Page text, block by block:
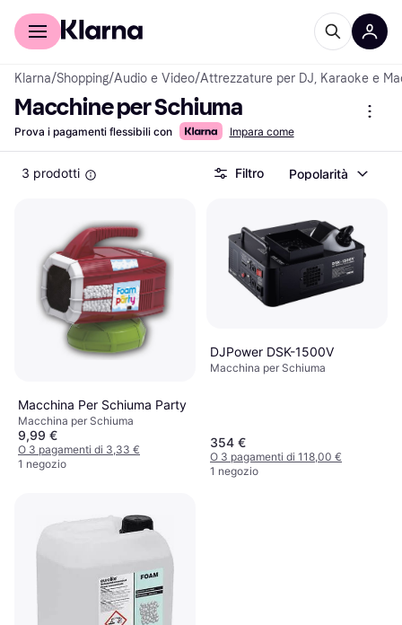
Per il tuo shopping
Klarna/Shopping/Audio e Video/Attrezzature per DJ, Karaoke e
Macchine per Schiuma
Prova i pagamenti flessibili con Impara come
3 prodotti Filtro Popolarità
Macchina Per Schiuma Party
Macchina per Schiuma
9,99 €
O 3 pagamenti di 3,33 €
1 negozio
DJPower DSK-1500V
Macchina per Schiuma
354 €
O 3 pagamenti di 118,00 €
1 negozio